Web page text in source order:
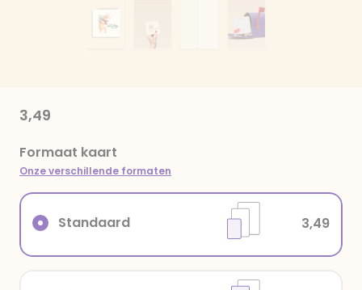
3,49
Formaat kaart
Onze verschillende formaten
Standaard 3,49